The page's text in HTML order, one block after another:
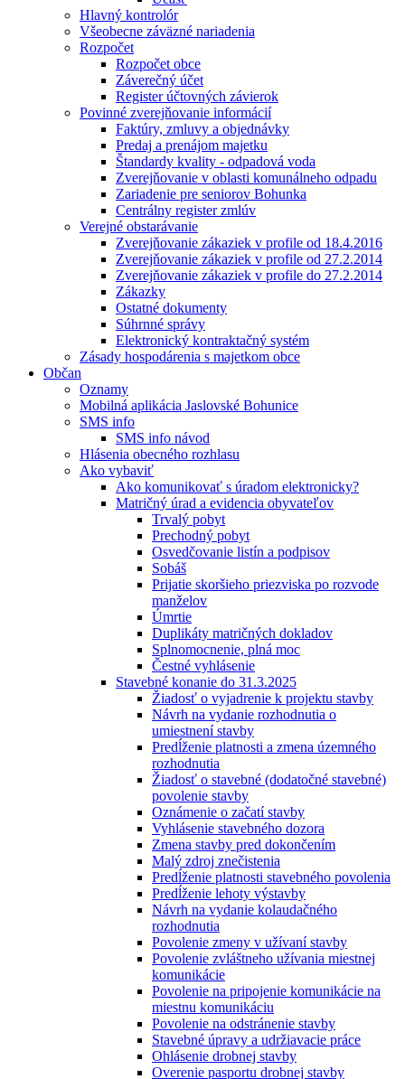
Hlavný kontrolór
Všeobecne záväzné nariadenia
Rozpočet
Rozpočet obce
Záverečný účet
Register účtovných závierok
Povinné zverejňovanie informácií
Faktúry, zmluvy a objednávky
Predaj a prenájom majetku
Štandardy kvality - odpadová voda
Zverejňovanie v oblasti komunálneho odpadu
Zariadenie pre seniorov Bohunka
Centrálny register zmlúv
Verejné obstarávanie
Zverejňovanie zákaziek v profile od 18.4.2016
Zverejňovanie zákaziek v profile od 27.2.2014
Zverejňovanie zákaziek v profile do 27.2.2014
Zákazky
Ostatné dokumenty
Súhrnné správy
Elektronický kontraktačný systém
Zásady hospodárenia s majetkom obce
Občan
Oznamy
Mobilná aplikácia Jaslovské Bohunice
SMS info
SMS info návod
Hlásenia obecného rozhlasu
Ako vybaviť
Ako komunikovať s úradom elektronicky?
Matričný úrad a evidencia obyvateľov
Trvalý pobyt
Prechodný pobyt
Osvedčovanie listín a podpisov
Sobáš
Prijatie skoršieho priezviska po rozvode
manželov
Úmrtie
Duplikáty matričných dokladov
Splnomocnenie, plná moc
Čestné vyhlásenie
Stavebné konanie do 31.3.2025
Žiadosť o vyjadrenie k projektu stavby
Návrh na vydanie rozhodnutia o
umiestnení stavby
Predĺženie platnosti a zmena územného
rozhodnutia
Žiadosť o stavebné (dodatočné stavebné)
povolenie stavby
Oznámenie o začatí stavby
Vyhlásenie stavebného dozora
Zmena stavby pred dokončením
Malý zdroj znečistenia
Predĺženie platnosti stavebného povolenia
Predĺženie lehoty výstavby
Návrh na vydanie kolaudačného
rozhodnutia
Povolenie zmeny v užívaní stavby
Povolenie zvláštneho užívania miestnej
komunikácie
Povolenie na pripojenie komunikácie na
miestnu komunikáciu
Povolenie na odstránenie stavby
Stavebné úpravy a udržiavacie práce
Ohlásenie drobnej stavby
Overenie pasportu drobnej stavby